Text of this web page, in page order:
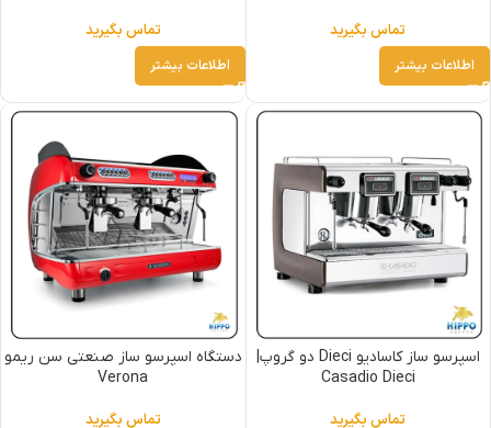
تماس بگیرید
اطلاعات بیشتر
تماس بگیرید
اطلاعات بیشتر
اسپرسو ساز کاسادیو Dieci دو گروپ|
Casadio Dieci
تماس بگیرید
دستگاه اسپرسو ساز صنعتی سن ریمو
Verona
تماس بگیرید